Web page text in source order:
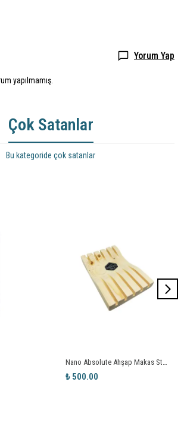
Yorum Yap
yapılmamış.
Çok Satanlar
Bu kategoride çok satanlar
Nano Absolute Ahşap Makas Standı G-423
₺ 500.00